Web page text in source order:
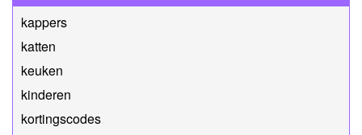
kappers
katten
keuken
kinderen
kortingscodes